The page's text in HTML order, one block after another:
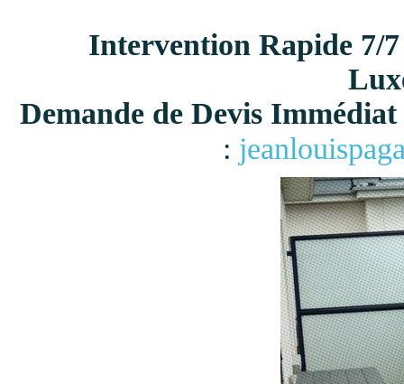
Intervention Rapide 7/
Demande de Devis
: